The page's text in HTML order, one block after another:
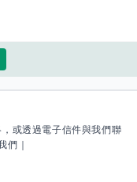
或透過電子信件與我們聯
｜